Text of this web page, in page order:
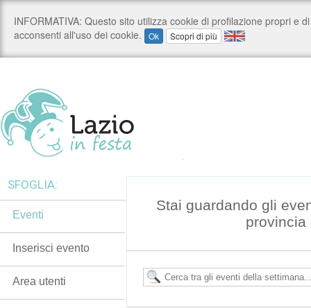
Stai guardando gli
provincia
SFOGLIA:
Eventi
Inserisci evento
Area utenti